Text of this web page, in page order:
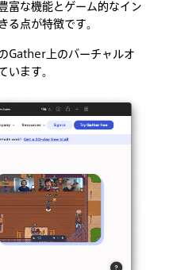
富な機能とゲーム的なイン
る点が特徴です。
Gather上のバーチャルオ
います。